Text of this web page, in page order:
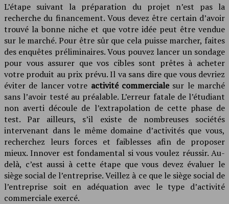
L’étape suivant la préparation du projet n’est pas la
recherche du financement. Vous devez être certain d’avoir
trouvé la bonne niche et que votre idée peut être vendue
sur le marché. Pour être sûr que cela puisse marcher, faites
des enquêtes préliminaires. Vous pouvez lancer un sondage
pour vous assurer que vos cibles sont prêtes à acheter
votre produit au prix prévu. Il va sans dire que vous devriez
éviter de lancer votre activité commercialesur le marché
sans l’avoir testé au préalable. L’erreur fatale de l’étudiant
non averti découle de l’extrapolation de cette phase de
test. Par ailleurs, s’il existe de nombreuses sociétés
intervenant dans le même domaine d’activités que vous,
recherchez leurs forces et faiblesses afin de proposer
mieux. Innover est fondamental si vous voulez réussir. Au-
delà, c’est aussi à cette étape que vous devez évaluer le
siège social de l’entreprise. Veillez à ce que le siège social de
l’entreprise soit en adéquation avec le type d’activité
commerciale exercé.